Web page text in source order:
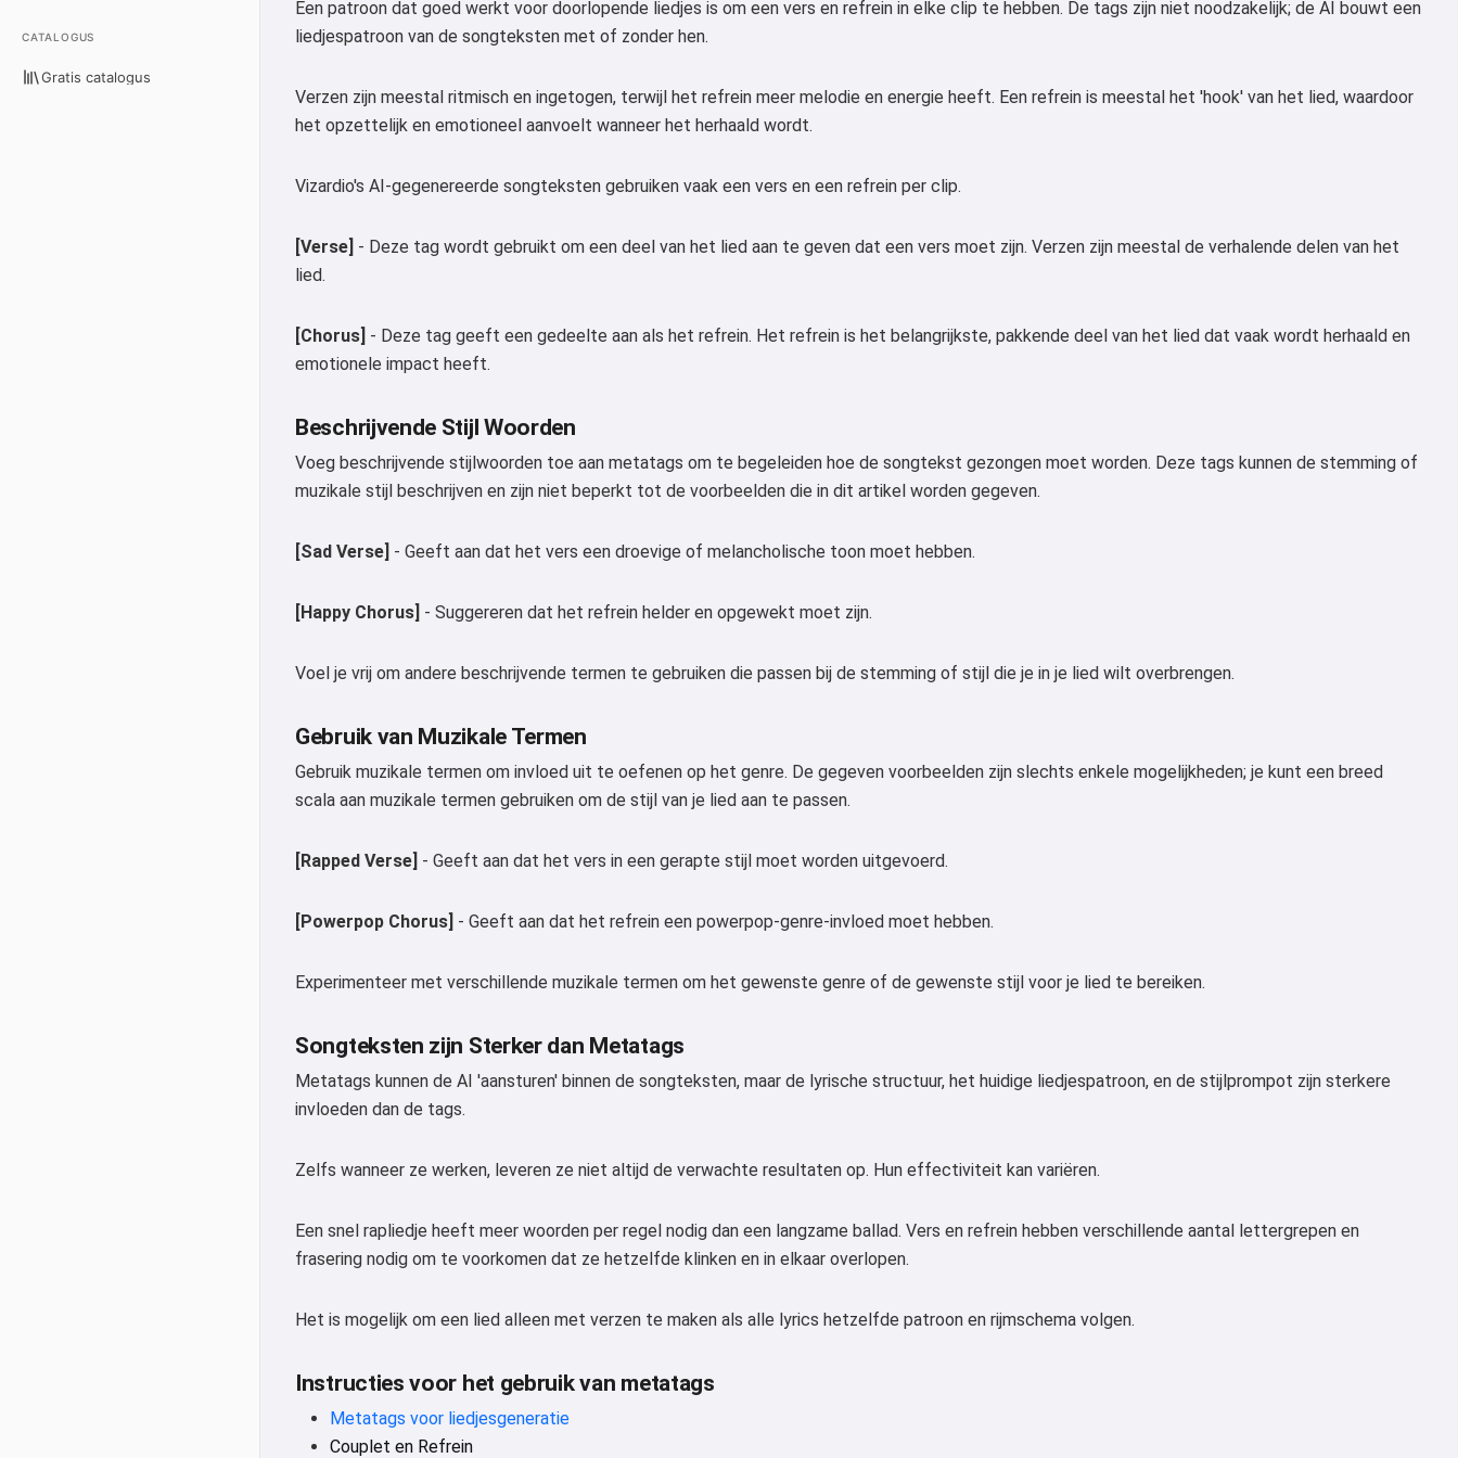
CATALOGUS
Gratis catalogus
Een patroon dat goed werkt voor doorlopende liedjes is om een vers en refrein in elke clip te hebben. De tags zijn niet noodzakelijk; de AI bouwt een
liedjespatroon van de songteksten met of zonder hen.
Verzen zijn meestal ritmisch en ingetogen, terwijl het refrein meer melodie en energie heeft. Een refrein is meestal het 'hook' van het lied, waardoor
het opzettelijk en emotioneel aanvoelt wanneer het herhaald wordt.
Vizardio's AI-gegenereerde songteksten gebruiken vaak een vers en een refrein per clip.
[Verse] - Deze tag wordt gebruikt om een deel van het lied aan te geven dat een vers moet zijn. Verzen zijn meestal de verhalende delen van het
lied.
[Chorus] - Deze tag geeft een gedeelte aan als het refrein. Het refrein is het belangrijkste, pakkende deel van het lied dat vaak wordt herhaald en
emotionele impact heeft.
Beschrijvende Stijl Woorden
Voeg beschrijvende stijlwoorden toe aan metatags om te begeleiden hoe de songtekst gezongen moet worden. Deze tags kunnen de stemming of
muzikale stijl beschrijven en zijn niet beperkt tot de voorbeelden die in dit artikel worden gegeven.
[Sad Verse] - Geeft aan dat het vers een droevige of melancholische toon moet hebben.
[Happy Chorus] - Suggereren dat het refrein helder en opgewekt moet zijn.
Voel je vrij om andere beschrijvende termen te gebruiken die passen bij de stemming of stijl die je in je lied wilt overbrengen.
Gebruik van Muzikale Termen
Gebruik muzikale termen om invloed uit te oefenen op het genre. De gegeven voorbeelden zijn slechts enkele mogelijkheden; je kunt een breed
scala aan muzikale termen gebruiken om de stijl van je lied aan te passen.
[Rapped Verse] - Geeft aan dat het vers in een gerapte stijl moet worden uitgevoerd.
[Powerpop Chorus] - Geeft aan dat het refrein een powerpop-genre-invloed moet hebben.
Experimenteer met verschillende muzikale termen om het gewenste genre of de gewenste stijl voor je lied te bereiken.
Songteksten zijn Sterker dan Metatags
Metatags kunnen de AI 'aansturen' binnen de songteksten, maar de lyrische structuur, het huidige liedjespatroon, en de stijlprompot zijn sterkere
invloeden dan de tags.
Zelfs wanneer ze werken, leveren ze niet altijd de verwachte resultaten op. Hun effectiviteit kan variëren.
Een snel rapliedje heeft meer woorden per regel nodig dan een langzame ballad. Vers en refrein hebben verschillende aantal lettergrepen en
frasering nodig om te voorkomen dat ze hetzelfde klinken en in elkaar overlopen.
Het is mogelijk om een lied alleen met verzen te maken als alle lyrics hetzelfde patroon en rijmschema volgen.
Instructies voor het gebruik van metatags
Metatags voor liedjesgeneratie
Couplet en Refrein
Hoi 👋
Probeer gratis
Privacybeleid,
Terugbetalingsbeleid